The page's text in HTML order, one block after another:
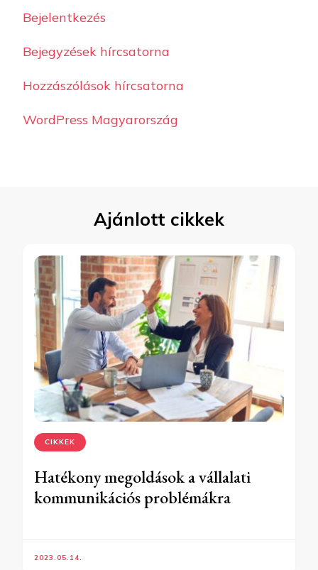
Bejelentkezés
Bejegyzések hírcsatorna
Hozzászólások hírcsatorna
WordPress Magyarország
Ajánlott cikkek
CIKKEK
Hatékony megoldások a vállalati
kommunikációs problémákra
2023.05.14.